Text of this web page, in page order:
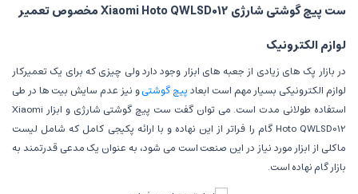
ست پیچ گوشتی شارژی Xiaomi Hoto QWLSD012 مخصوص تعمیر
لوازم الکترونیک
در بازار پک های زیادی از جعبه های ابزار وجود دارد ولی چیزی که برای یک تعمیرکار
لوازم الکترونیکی بسیار مهم است ابعادپیچ گوشتیو نیز عدم سایش بیت ها در طی
استفاده طولانی مدت است. می توان گفت ست پیچ گوشتی شارژی و ابزار Xiaomi
Hoto QWLSD012 گام را فراتر از این نهاده و با ارائه پکیجی کامل که شامل لیست
ماکلی از ابزار مورد نیاز در این صنعت است می شود، به عنوان یک مدعی قدرتمند به
بازار گام نهاده است.